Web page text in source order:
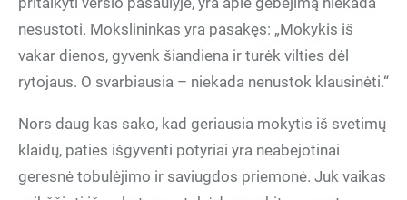
nesustoti. Mokslininkas yra pasakęs: „Mokykis iš
vakar dienos, gyvenk šiandiena ir turėk vilties dėl
rytojaus. O svarbiausia – niekada nenustok klausinėti.“
Nors daug kas sako, kad geriausia mokytis iš svetimų
klaidų, paties išgyventi potyriai yra neabejotinai
geresnė tobulėjimo ir saviugdos priemonė. Juk vaikas